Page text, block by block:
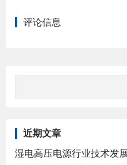
评论信息
近期文章
湿电高压电源行业技术发